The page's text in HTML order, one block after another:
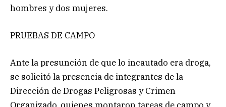
hombres y dos mujeres.
PRUEBAS DE CAMPO
Ante la presunción de que lo incautado era droga,
se solicitó la presencia de integrantes de la
Dirección de Drogas Peligrosas y Crimen